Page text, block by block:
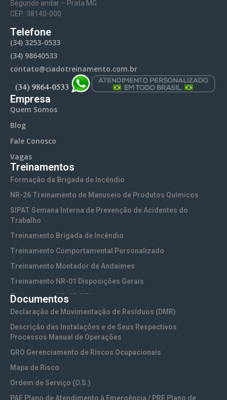
Empresa
Quem Somos
Blog
Fale Conosco
Vagas
Treinamentos
Formação da Brigada de Incêndio
NR-26 Treinamento de Manuseio de Produtos Químicos
SIPAT Semana Interna de Prevenção de Acidentes do
Trabalho
Treinamento Brigada de Incêndio
Treinamento Comportamental Personalizado
Treinamento Montador de Andaimes
Treinamento NR-01 Disposições Gerais
Treinamento NR-05 CIPA
Treinamento NR-06 EPI (Equipamentos de Proteção
Treinamento NR-10 Segurança em Instalações e Serviços
Treinamento NR-11 Transporte, Movimentação,
Armazenamento e Manuseio de Materiais
Documentos
Declaração de Movimentação de Resíduos (DMR)
Descrição das Instalações e de Seus Respectivos
Processos Manual de Operações
GRO Gerenciamento de Riscos Ocupacionais
Mapa de Risco
Ordem de Serviço (O.S.)
PAE Plano de Atendimento à Emergência / PRE Plano de
Segundo andar – Prata MG
CEP: 38140-000
Telefone
(34) 3253-0533
(34) 98640533
contato@ciadotreinamento.com.br